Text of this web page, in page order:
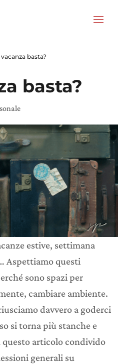
vacanza basta?
basta?
estive, settimana
Aspettiamo questi
sono spazi per
cambiare ambiente.
davvero a goderci
si torna più stanche e
articolo condivido
generali su